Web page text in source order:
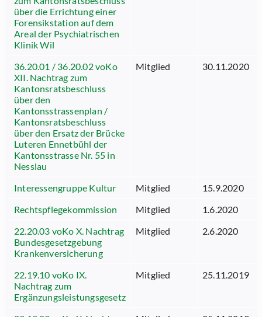
über die Errichtung einer
Forensikstation auf dem
Areal der Psychiatrischen
Klinik Wil
36.20.01 / 36.20.02 voKo
XII. Nachtrag zum
Kantonsratsbeschluss
über den
Kantonsstrassenplan /
Kantonsratsbeschluss
über den Ersatz der Brücke
Luteren Ennetbühl der
Kantonsstrasse Nr. 55 in
Nesslau
Mitglied 30.11.2020
Interessengruppe Kultur Mitglied 15.9.2020
Rechtspflegekommission
Mitglied 1.6.2020
22.20.03 voKo X. Nachtrag
Bundesgesetzgebung
Krankenversicherung
Mitglied 2.6.2020
22.19.10 voKo IX.
Nachtrag zum
Ergänzungsleistungsgesetz
Mitglied 25.11.2019